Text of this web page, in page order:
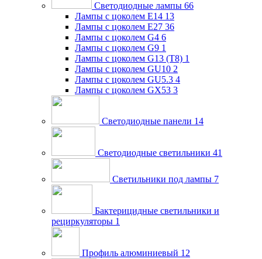
Светодиодные лампы 66
Лампы с цоколем E14 13
Лампы с цоколем E27 36
Лампы с цоколем G4 6
Лампы с цоколем G9 1
Лампы с цоколем G13 (Т8) 1
Лампы с цоколем GU10 2
Лампы с цоколем GU5.3 4
Лампы с цоколем GX53 3
Светодиодные панели 14
Светодиодные светильники 41
Светильники под лампы 7
Бактерицидные светильники и
рециркуляторы 1
Профиль алюминиевый 12